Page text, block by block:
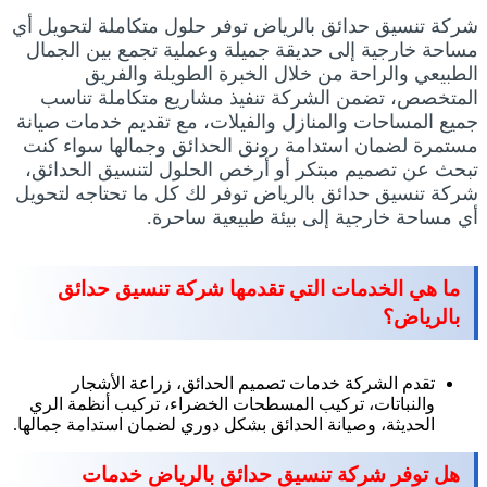
شركة تنسيق حدائق بالرياض توفر حلول متكاملة لتحويل أي
مساحة خارجية إلى حديقة جميلة وعملية تجمع بين الجمال
الطبيعي والراحة من خلال الخبرة الطويلة والفريق
المتخصص، تضمن الشركة تنفيذ مشاريع متكاملة تناسب
جميع المساحات والمنازل والفيلات، مع تقديم خدمات صيانة
مستمرة لضمان استدامة رونق الحدائق وجمالها سواء كنت
تبحث عن تصميم مبتكر أو أرخص الحلول لتنسيق الحدائق،
شركة تنسيق حدائق بالرياض توفر لك كل ما تحتاجه لتحويل
أي مساحة خارجية إلى بيئة طبيعية ساحرة.
ما هي الخدمات التي تقدمها شركة تنسيق حدائق
بالرياض؟
تقدم الشركة خدمات تصميم الحدائق، زراعة الأشجار
والنباتات، تركيب المسطحات الخضراء، تركيب أنظمة الري
الحديثة، وصيانة الحدائق بشكل دوري لضمان استدامة جمالها.
هل توفر شركة تنسيق حدائق بالرياض خدمات